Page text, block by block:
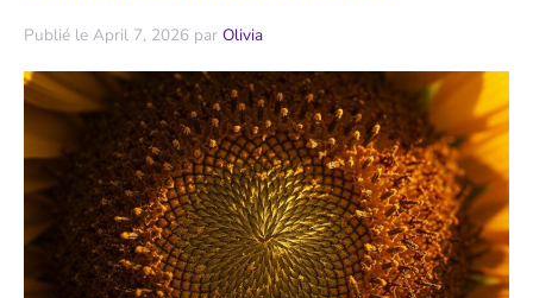
Publié le April 7, 2026 par Olivia